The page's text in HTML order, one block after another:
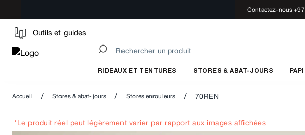
Contactez-nous
Outils et guides
RIDEAUX ET TENTURES STORES & ABAT-JOURS
Accueil / Stores & abat-jours / Stores enrouleurs / 70REN
*Le produit réel peut légèrement varier par rapport aux images affichées